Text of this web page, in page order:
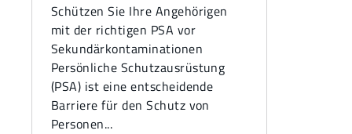
Schützen Sie Ihre Angehörigen
mit der richtigen PSA vor
Sekundärkontaminationen
Persönliche Schutzausrüstung
(PSA) ist eine entscheidende
Barriere für den Schutz von
Personen...